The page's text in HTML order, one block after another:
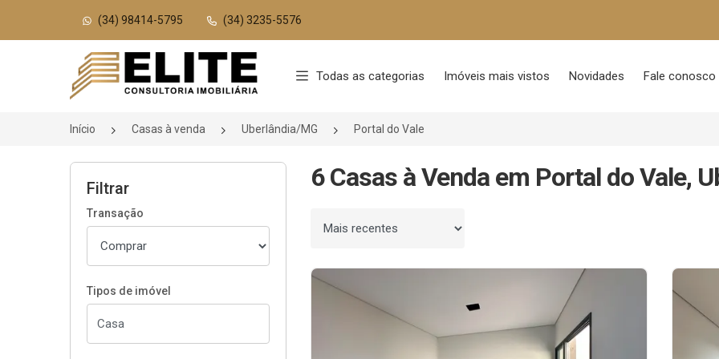
(34) 98414-5795 (34) 3235-5576
Página inicial
Todas as categorias Imóveis mais vistos Novidades Fale conosco
Início Casas à venda Uberlândia/MG Portal do Vale
Filtrar
Transação
Tipos de imóvel
6 Casas à Venda em Portal do Vale,
Ordenar por